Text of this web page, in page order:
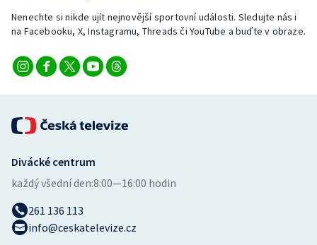
Veslování
Volejbal
Ostatní
Nenechte si nikde ujít nejnovější sportovní události. Sledujte nás i
na Facebooku, X, Instagramu, Threads či YouTube a buďte v obraze.
Divácké centrum
každý všední den:8:00—16:00 hodin
261 136 113
info@ceskatelevize.cz